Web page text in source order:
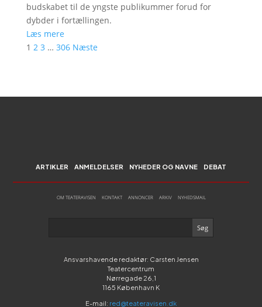
budskabet til de yngste publikummer forud for
dybder i fortællingen.
Læs mere
1 2 3 … 306 Næste
ARTIKLER ANMELDELSER NYHEDER OG NAVNE DEBAT
OM TEATERAVISEN KONTAKT ANNONCER ARKIV NYHEDSMAIL
Ansvarshavende redaktør: Carsten Jensen
Teatercentrum
Nørregade 26,1
1165 København K
E-mail: red@teateravisen.dk